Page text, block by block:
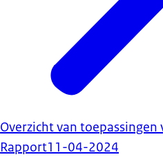
Overzicht van
Rapport11-04-2024